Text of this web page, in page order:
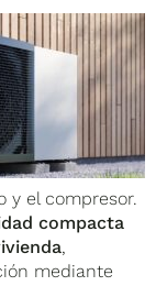
y el compresor.
compacta
,
mediante